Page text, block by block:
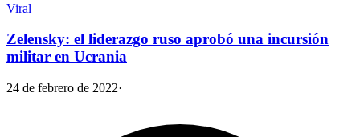
Viral
Zelensky: el liderazgo ruso aprobó una incursión
militar en Ucrania
24 de febrero de 2022·